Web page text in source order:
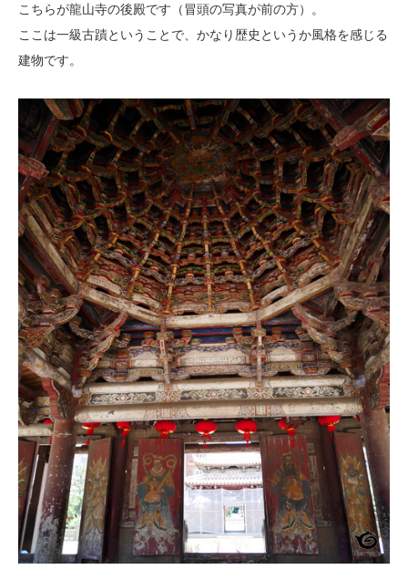
こちらが龍山寺の後殿です（冒頭の写真が前の方）。
ここは一級古蹟ということで、かなり歴史というか風格を感じる
建物です。